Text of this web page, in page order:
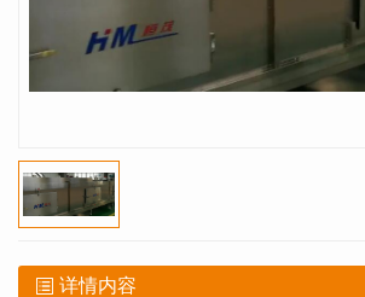
详情内容